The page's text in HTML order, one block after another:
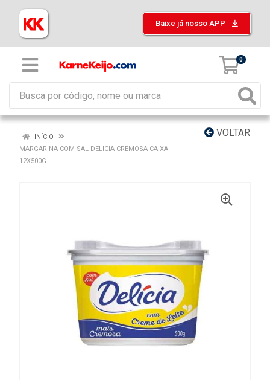
Baixe já nosso APP
0
VOLTAR
INÍCIO
MARGARINA COM SAL DELICIA CREMOSA CAIXA
12X500G